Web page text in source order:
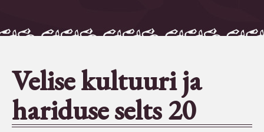
Seltsid-ühingud
Aiandus
Velise kultuuri ja
hariduse selts 20